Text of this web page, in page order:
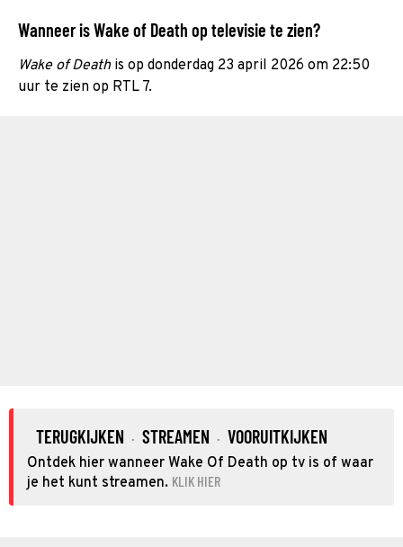
Wanneer is Wake of Death op televisie te zien?
Wake of Deathis op donderdag 23 april 2026 om 22:50
uur te zien op RTL 7.
TERUGKIJKEN · STREAMEN · VOORUITKIJKEN
Ontdek hier wanneer Wake Of Death op tv is of waar
je het kunt streamen. KLIK HIER